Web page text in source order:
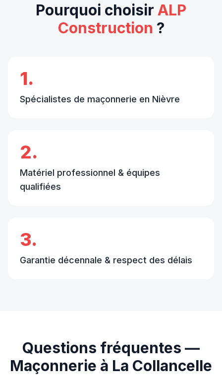
Pourquoi choisir ALP
Construction ?
1.
Spécialistes de maçonnerie en Nièvre
2.
Matériel professionnel & équipes
qualifiées
3.
Garantie décennale & respect des délais
Questions fréquentes —
Maçonnerie à La Collancelle